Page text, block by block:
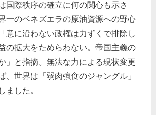
国際秩序の確立に何の関心も示さ
一のベネズエラの原油資源への野心
意に沿わない政権は力ずくで排除し
の拡大をためらわない。帝国主義の
」と指摘。無法な力による現状変更
、世界は「弱肉強食のジャングル」
ました。